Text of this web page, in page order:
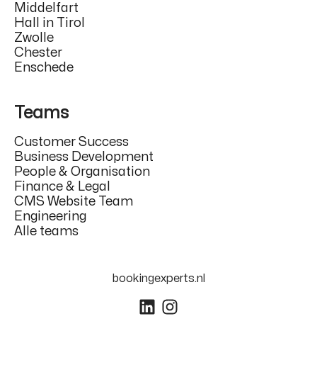
Middelfart
Hall in Tirol
Zwolle
Chester
Enschede
Teams
Customer Success
Business Development
People & Organisation
Finance & Legal
CMS Website Team
Engineering
Alle teams
bookingexperts.nl